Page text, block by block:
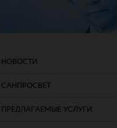
НОВОСТИ
САНПРОСВЕТ
ПРЕДЛАГАЕМЫЕ УСЛУГИ